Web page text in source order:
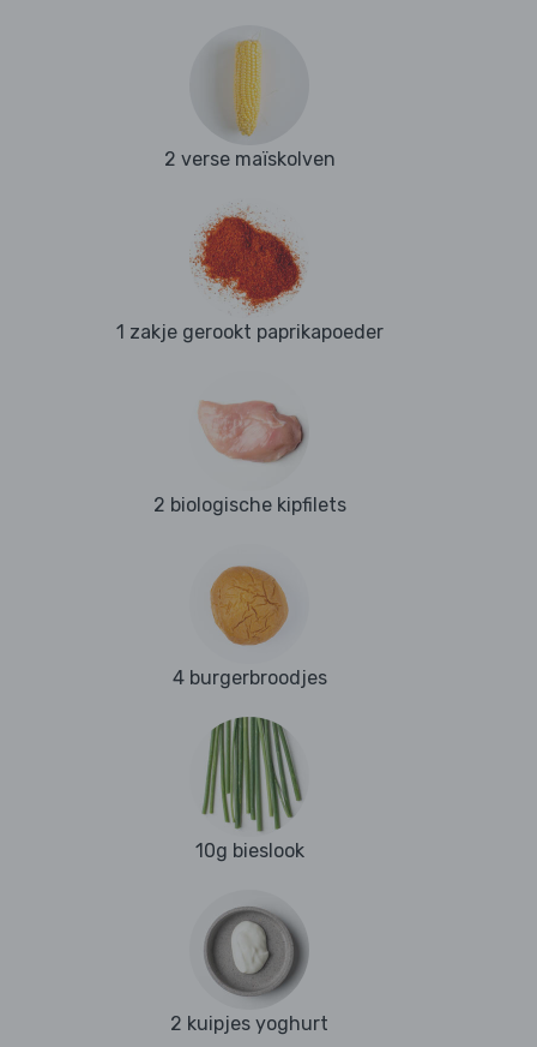
2 verse maïskolven
1 zakje gerookt paprikapoeder
2 biologische kipfilets
4 burgerbroodjes
10g bieslook
2 kuipjes yoghurt